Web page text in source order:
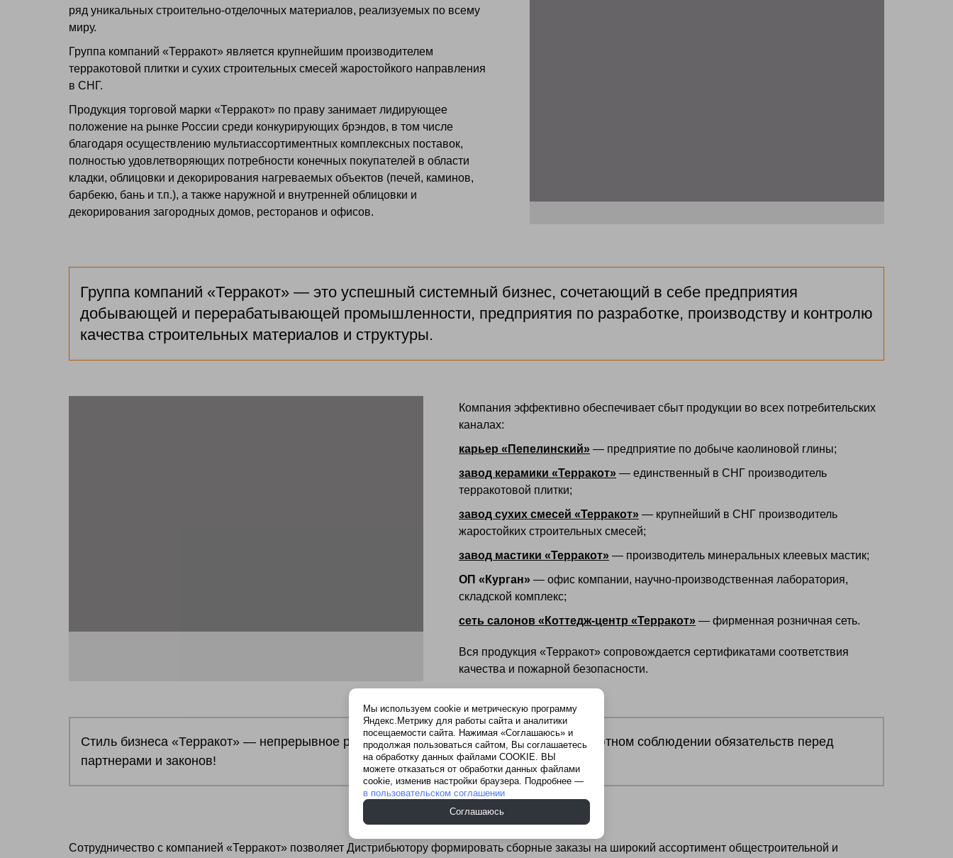
ряд уникальных строительно-отделочных материалов, реализуемых по всему
миру.
Группа компаний «Терракот» является крупнейшим производителем
терракотовой плитки и сухих строительных смесей жаростойкого направления
в СНГ.
Продукция торговой марки «Терракот» по праву занимает лидирующее
положение на рынке России среди конкурирующих брэндов, в том числе
благодаря осуществлению мультиассортиментных комплексных поставок,
полностью удовлетворяющих потребности конечных покупателей в области
кладки, облицовки и декорирования нагреваемых объектов (печей, каминов,
барбекю, бань и т.п.), а также наружной и внутренней облицовки и
декорирования загородных домов, ресторанов и офисов.
Группа компаний «Терракот» — это успешный системный бизнес, сочетающий в себе предприятия
добывающей и перерабатывающей промышленности, предприятия по разработке, производству и контролю
качества строительных материалов и структуры.
Компания эффективно обеспечивает сбыт продукции во всех потребительских
каналах:
карьер «Пепелинский» — предприятие по добыче каолиновой глины;
завод керамики «Терракот» — единственный в СНГ производитель
терракотовой плитки;
завод сухих смесей «Терракот» — крупнейший в СНГ производитель
жаростойких строительных смесей;
завод мастики «Терракот» — производитель минеральных клеевых мастик;
ОП «Курган» — офис компании, научно-производственная лаборатория,
складской комплекс;
сеть салонов «Коттедж-центр «Терракот» — фирменная розничная сеть.
Вся продукция «Терракот» сопровождается сертификатами соответствия
качества и пожарной безопасности.
Стиль бизнеса «Терракот» — непрерывное развитие и совершенствование при абсолютном соблюдении обязательств перед
партнерами и законов!
Сотрудничество с компанией «Терракот» позволяет Дистрибьютору формировать сборные заказы на широкий ассортимент общестроительной и
Мы используем cookie и метрическую программу
Яндекс.Метрику для работы сайта и аналитики
посещаемости сайта. Нажимая «Соглашаюсь» и
продолжая пользоваться сайтом, Вы соглашаетесь
на обработку данных файлами COOKIE. ВЫ
можете отказаться от обработки данных файлами
cookie, изменив настройки браузера. Подробнее —
в пользовательском соглашении
Соглашаюсь